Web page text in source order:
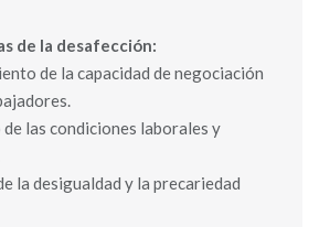
de la desafección:
de la capacidad de negociación
las condiciones laborales y
la desigualdad y la precariedad